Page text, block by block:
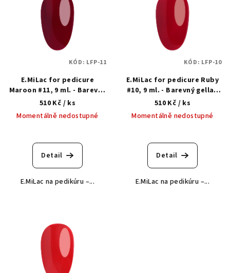
d
E.MiLac for pedicure
Maroon #11, 9 ml. - Barevný
gellak na pedikúru 3 v 1
510 Kč / ks
Momentálně nedostupné
Detail
E.MiLac na pedikúru –...
KÓD: LFP-11
E.MiLac for pedicure Ruby
#10, 9 ml. - Barevný gellak
na pedikúru 3 v 1
510 Kč / ks
Momentálně nedostupné
Detail
E.MiLac na pedikúru –...
KÓD: LFP-10